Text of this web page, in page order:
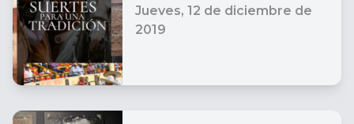
Jueves, 12 de diciembre de
2019